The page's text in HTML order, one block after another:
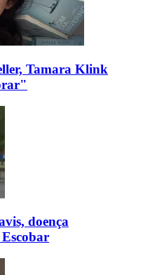
Tamara Klink
doença